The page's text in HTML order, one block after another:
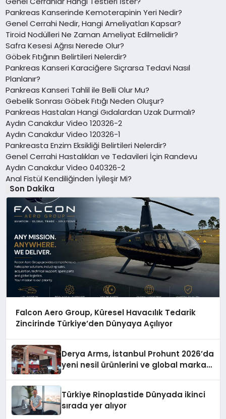
Pankreas Kanserinde Kemoterapinin Yeri Nedir?
Genel Cerrahi Nedir, Hangi Ameliyatları Kapsar?
Tiroid Nodülleri Ne Zaman Ameliyat Edilmelidir?
Safra Kesesi Ağrısı Nerede Olur?
Göbek Fıtığının Belirtileri Nelerdir?
Pankreas Kanseri Karaciğere Sıçrarsa Tedavi Nasıl
Planlanır?
Pankreas Kanseri Tahlil ile Belli Olur Mu?
Gebelik Sonrası Göbek Fıtığı Neden Oluşur?
Pankreas Hastaları Hangi Gıdalardan Uzak Durmalı?
Aydın Canakdur Video 120326-2
Aydın Canakdur Video 120326-1
Pankreasta Enzim Eksikliği Belirtileri Nelerdir?
Genel Cerrahi Hastalıkları ve Tedavileri İçin Randevu
Aydın Canakdur Video 040326-2
Anal Fistül Kendiliğinden İyileşir Mi?
Son Dakika
Falcon Aero Group, Küresel Havacılık Tedarik
Zincirinde Türkiye’den Dünyaya Açılıyor
Derya Arms, İstanbul Prohunt 2026’da
yeni nesil ürünlerini ve global marka
Türkiye Rinoplastide Dünyada ikinci
sırada yer alıyor